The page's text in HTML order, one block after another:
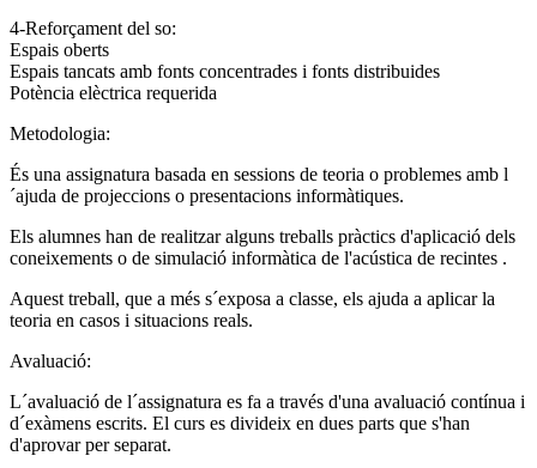
4-Reforçament del so:
Espais oberts
Espais tancats amb fonts concentrades i fonts distribuides
Potència elèctrica requerida
Metodologia:
És una assignatura basada en sessions de teoria o problemes amb l
´ajuda de projeccions o presentacions informàtiques.
Els alumnes han de realitzar alguns treballs pràctics d'aplicació dels
coneixements o de simulació informàtica de l'acústica de recintes .
Aquest treball, que a més s´exposa a classe, els ajuda a aplicar la
teoria en casos i situacions reals.
Avaluació:
L´avaluació de l´assignatura es fa a través d'una avaluació contínua i
d´exàmens escrits. El curs es divideix en dues parts que s'han
d'aprovar per separat.